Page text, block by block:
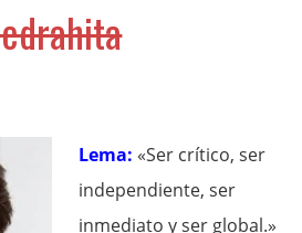
Lema: «Ser crítico, ser
independiente, ser
inmediato y ser global.»